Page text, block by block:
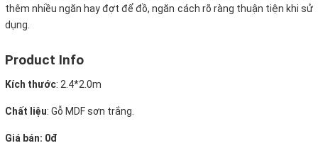
thêm nhiều ngăn hay đợt để đồ, ngăn cách rõ ràng thuận tiện khi sử
dụng.
Product Info
Kích thước: 2.4*2.0m
Chất liệu: Gỗ MDF sơn trắng.
Giá bán: 0đ